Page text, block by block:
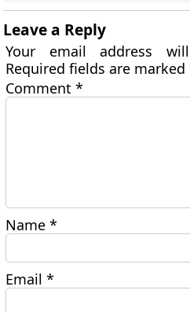
Leave a Reply
Your email address
Required fields are marked
Comment*
Name*
Email*